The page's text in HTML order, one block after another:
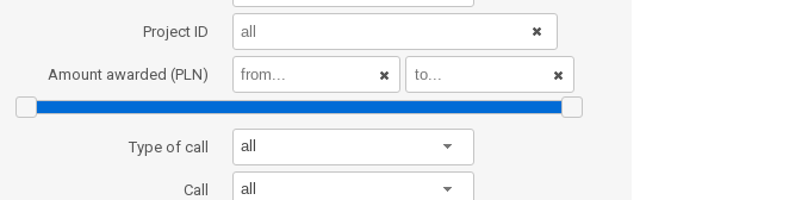
Project ID
Amount awarded (PLN)
Type of call all
Call all